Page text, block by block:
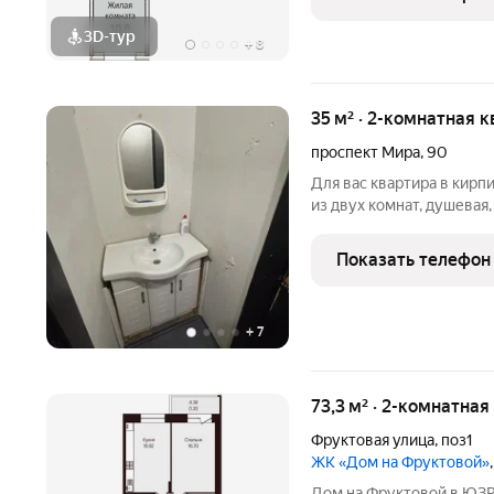
3D-тур + 8
тенденции: Дом
+ 7
35 м² · 2-комнатная
проспект Мира,90
Для вас квартира в
из двух комнат,
остается. Вся сумма в
тоже
Показать телефон
73,3 м² · 2-
Фруктовая улица, поз1
ЖК «Дом на Фруктовой»